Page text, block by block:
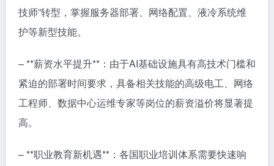
技师”转型，掌握服务器部署、网络配置、液冷系统维
护等新型技能。
– **薪资水平提升**：由于AI基础设施具有高技术门槛和
紧迫的部署时间要求，具备相关技能的高级电工、网络
工程师、数据中心运维专家等岗位的薪资溢价将显著提
高。
– **职业教育新机遇**：各国职业培训体系需要快速响